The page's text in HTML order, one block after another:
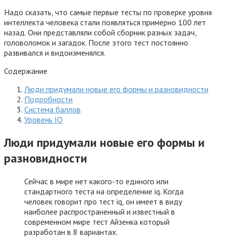
Надо сказать, что самые первые тесты по проверке уровня
интеллекта человека стали появляться примерно 100 лет
назад. Они представляли собой сборник разных задач,
головоломок и загадок. После этого тест постоянно
развивался и видоизменялся.
Содержание
Люди придумали новые его формы и разновидности
Подробности
Система баллов
Уровень IQ
Люди придумали новые его формы и
разновидности
Сейчас в мире нет какого-то единого или
стандартного теста на определение iq. Когда
человек говорит про тест iq, он имеет в виду
наиболее распространенный и известный в
современном мире тест Айзенка который
разработан в 8 вариантах.